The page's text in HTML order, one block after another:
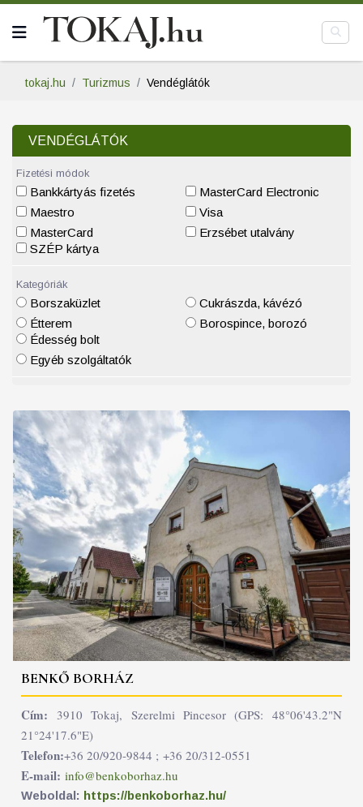
tokaj.hu Turizmus Vendéglátók
VENDÉGLÁTÓK
Fizetési módok
Bankkártyás fizetés
Maestro
MasterCard
MasterCard Electronic
Visa
Erzsébet utalvány
SZÉP kártya
Kategóriák
Borszaküzlet
Étterem
Cukrászda, kávézó
Borospince, borozó
Édesség bolt
Egyéb szolgáltatók
BENKŐ BORHÁZ
Cím: 3910 Tokaj, Szerelmi Pincesor (GPS: 48°06'43.2"N
21°24'17.6"E)
Telefon:+36 20/920-9844 ; +36 20/312-0551
E-mail: info@benkoborhaz.hu
Weboldal: https://benkoborhaz.hu/